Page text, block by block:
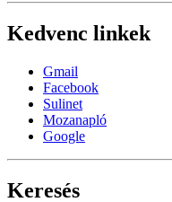
Kedvenc linkek
Gmail
Facebook
Sulinet
Mozanapló
Google
Keresés